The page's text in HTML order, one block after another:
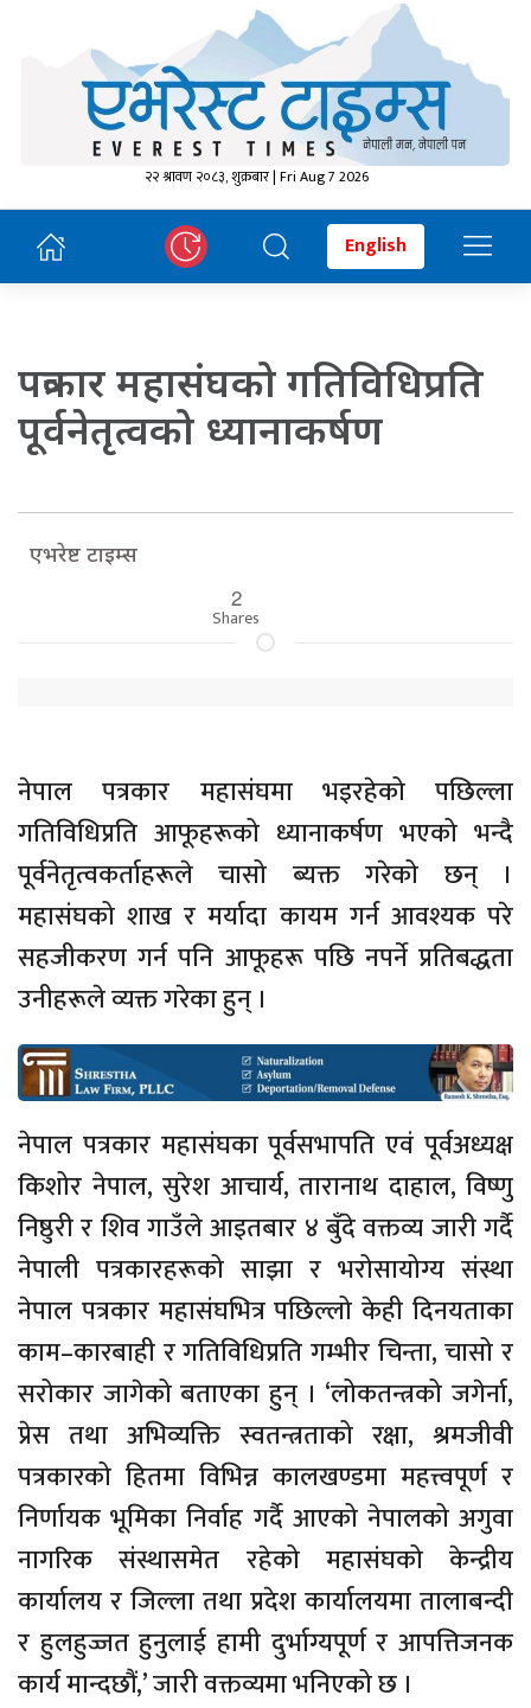
२२ श्रावण २०८३, शुक्रबार | Fri Aug 7 2026
English
पत्रकार महासंघको गतिविधिप्रति
पूर्वनेतृत्वको ध्यानाकर्षण
एभरेष्ट टाइम्स
2
Shares
नेपाल पत्रकार महासंघमा भइरहेको पछिल्ला
गतिविधिप्रति आफूहरूको ध्यानाकर्षण भएको भन्दै
पूर्वनेतृत्वकर्ताहरूले चासो ब्यक्त गरेको छन् ।
महासंघको शाख र मर्यादा कायम गर्न आवश्यक परे
सहजीकरण गर्न पनि आफूहरू पछि नपर्ने प्रतिबद्धता
उनीहरूले व्यक्त गरेका हुन् ।
नेपाल पत्रकार महासंघका पूर्वसभापति एवं पूर्वअध्यक्ष
किशोर नेपाल, सुरेश आचार्य, तारानाथ दाहाल, विष्णु
निष्ठुरी र शिव गाउँले आइतबार ४ बुँदे वक्तव्य जारी गर्दै
नेपाली पत्रकारहरूको साझा र भरोसायोग्य संस्था
नेपाल पत्रकार महासंघभित्र पछिल्लो केही दिनयताका
काम–कारबाही र गतिविधिप्रति गम्भीर चिन्ता, चासो र
सरोकार जागेको बताएका हुन् । ‘लोकतन्त्रको जगेर्ना,
प्रेस तथा अभिव्यक्ति स्वतन्त्रताको रक्षा, श्रमजीवी
पत्रकारको हितमा विभिन्न कालखण्डमा महत्त्वपूर्ण र
निर्णायक भूमिका निर्वाह गर्दै आएको नेपालको अगुवा
नागरिक संस्थासमेत रहेको महासंघको केन्द्रीय
कार्यालय र जिल्ला तथा प्रदेश कार्यालयमा तालाबन्दी
र हुलहुज्जत हुनुलाई हामी दुर्भाग्यपूर्ण र आपत्तिजनक
कार्य मान्दछौं,’ जारी वक्तव्यमा भनिएको छ ।